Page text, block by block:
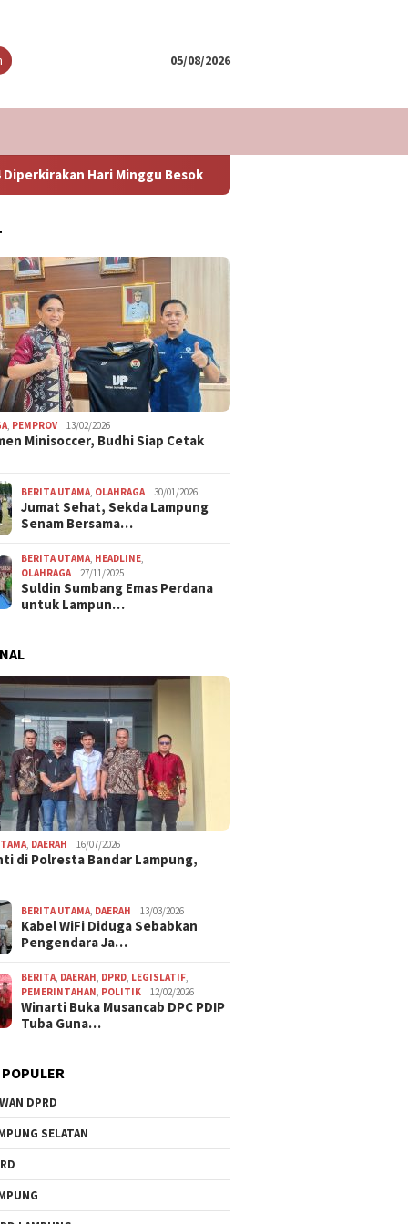
05/08/2026
Besok Informasi Penting Bagi Pemudik Yang
PEMPROV 13/02/2026
Minisoccer, Budhi Siap Cetak
BERITA UTAMA OLAHRAGA 30/01/2026
Jumat Sehat, Sekda Lampung
Senam Bersama…
BERITA UTAMA HEADLINE
OLAHRAGA
27/11/2025
Suldin Sumbang Emas Perdana
untuk Lampun…
DAERAH 16/07/2026
di Polresta Bandar Lampung,
BERITA UTAMA DAERAH 13/03/2026
Kabel WiFi Diduga Sebabkan
Pengendara Ja…
BERITA DAERAH DPRD LEGISLATIF
PEMERINTAHAN POLITIK 12/02/2026
Winarti Buka Musancab DPC PDIP
Tuba Guna…
DPRD
SELATAN